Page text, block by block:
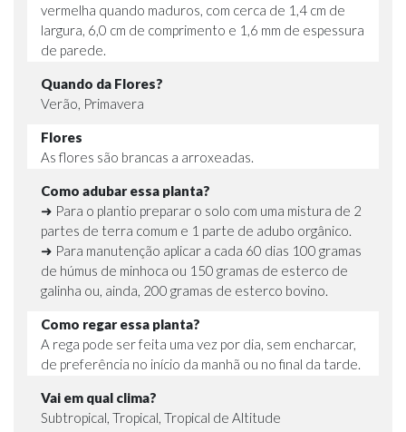
vermelha quando maduros, com cerca de 1,4 cm de
largura, 6,0 cm de comprimento e 1,6 mm de espessura
de parede.
Quando da Flores?
Verão, Primavera
Flores
As flores são brancas a arroxeadas.
Como adubar essa planta?
➜ Para o plantio preparar o solo com uma mistura de 2
partes de terra comum e 1 parte de adubo orgânico.
➜ Para manutenção aplicar a cada 60 dias 100 gramas
de húmus de minhoca ou 150 gramas de esterco de
galinha ou, ainda, 200 gramas de esterco bovino.
Como regar essa planta?
A rega pode ser feita uma vez por dia, sem encharcar,
de preferência no início da manhã ou no final da tarde.
Vai em qual clima?
Subtropical, Tropical, Tropical de Altitude